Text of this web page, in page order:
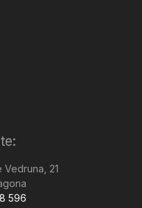
Vedruna, 21
596